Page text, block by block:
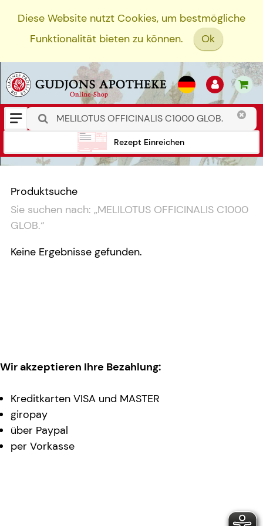
Diese Website nutzt Cookies, um bestmögliche
Funktionalität bieten zu können.
Ok
Rezept Einreichen
Produktsuche
Sie suchen nach: „MELILOTUS OFFICINALIS C1000
GLOB.“
Keine Ergebnisse gefunden.
Wir akzeptieren Ihre Bezahlung:
Kreditkarten VISA und MASTER
giropay
über Paypal
per Vorkasse